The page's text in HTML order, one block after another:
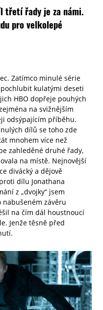
třetí řady je za námi.
pro velkolepé
Zatímco minulé série
kulatými deseti
HBO dopřeje pouhých
na svižnějším
odsýpajícím příběhu.
dílů se toho zde
mnohem více než
zahleděné druhé řady,
na místě. Nejnovější
divácký a dějově
dílu Jonathana
z „dvojky“ jsem
závěru
na čím dál houstnoucí
Jenže těsně před